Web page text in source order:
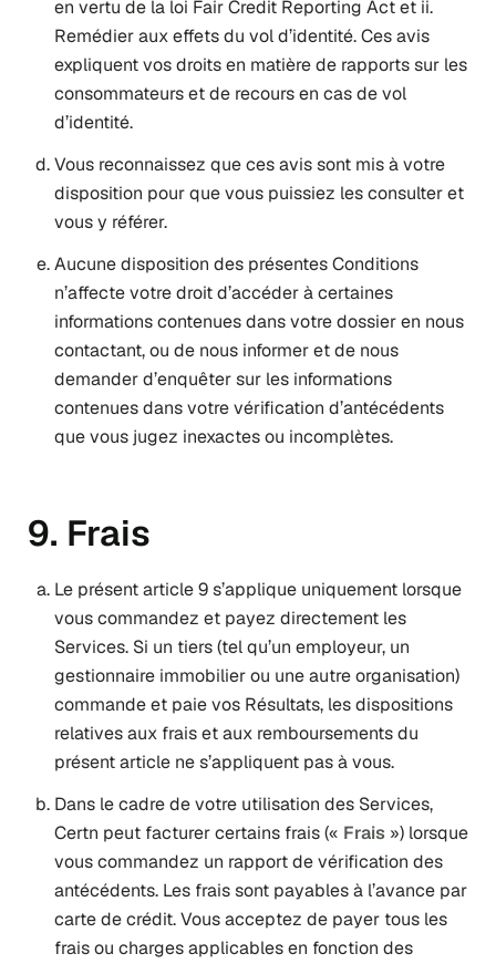
en vertu de la loi Fair Credit Reporting Act et ii.
Remédier aux effets du vol d’identité. Ces avis
expliquent vos droits en matière de rapports sur les
consommateurs et de recours en cas de vol
d’identité.
Vous reconnaissez que ces avis sont mis à votre
disposition pour que vous puissiez les consulter et
vous y référer.
Aucune disposition des présentes Conditions
n’affecte votre droit d’accéder à certaines
informations contenues dans votre dossier en nous
contactant, ou de nous informer et de nous
demander d’enquêter sur les informations
contenues dans votre vérification d’antécédents
que vous jugez inexactes ou incomplètes.
9. Frais
Le présent article 9 s’applique uniquement lorsque
vous commandez et payez directement les
Services. Si un tiers (tel qu’un employeur, un
gestionnaire immobilier ou une autre organisation)
commande et paie vos Résultats, les dispositions
relatives aux frais et aux remboursements du
présent article ne s’appliquent pas à vous.
Dans le cadre de votre utilisation des Services,
Certn peut facturer certains frais (« Frais ») lorsque
vous commandez un rapport de vérification des
antécédents. Les frais sont payables à l’avance par
carte de crédit. Vous acceptez de payer tous les
frais ou charges applicables en fonction des